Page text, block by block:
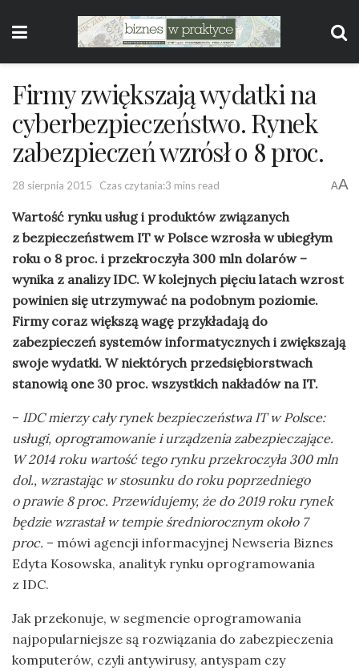
Firmy zwiększają wydatki na
cyberbezpieczeństwo. Rynek
zabezpieczeń wzrósł o 8 proc.
28 sierpnia 2015 Czas czytania:3 mins read AA
Wartość rynku usług i produktów związanych
z bezpieczeństwem IT w Polsce wzrosła w ubiegłym
roku o 8 proc. i przekroczyła 300 mln dolarów –
wynika z analizy IDC. W kolejnych pięciu latach wzrost
powinien się utrzymywać na podobnym poziomie.
Firmy coraz większą wagę przykładają do
zabezpieczeń systemów informatycznych i zwiększają
swoje wydatki. W niektórych przedsiębiorstwach
stanowią one 30 proc. wszystkich nakładów na IT.
– IDC mierzy cały rynek bezpieczeństwa IT w Polsce:
usługi, oprogramowanie i urządzenia zabezpieczające.
W 2014 roku wartość tego rynku przekroczyła 300 mln
dol., wzrastając w stosunku do roku poprzedniego
o prawie 8 proc. Przewidujemy, że do 2019 roku rynek
będzie wzrastał w tempie średniorocznym około 7
proc. – mówi agencji informacyjnej Newseria Biznes
Edyta Kosowska, analityk rynku oprogramowania
z IDC.
Jak przekonuje, w segmencie oprogramowania
najpopularniejsze są rozwiązania do zabezpieczenia
komputerów, czyli antywirusy, antyspam czy